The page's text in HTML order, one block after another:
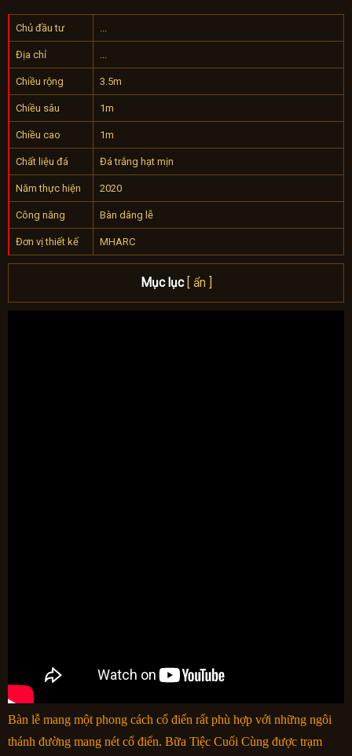
Chủ đầu tư ...
Địa chỉ ...
Chiều rộng 3.5m
Chiều sâu 1m
Chiều cao 1m
Chất liệu đá Đá trắng hạt mịn
Năm thực hiện 2020
Công năng Bàn dâng lễ
Đơn vị thiết kế MHARC
Mục lục [ ẩn ]
Bàn lễ mang một phong cách cổ điển rất phù hợp với những ngôi
thánh đường mang nét cổ điển. Bữa Tiệc Cuối Cùng được trạm